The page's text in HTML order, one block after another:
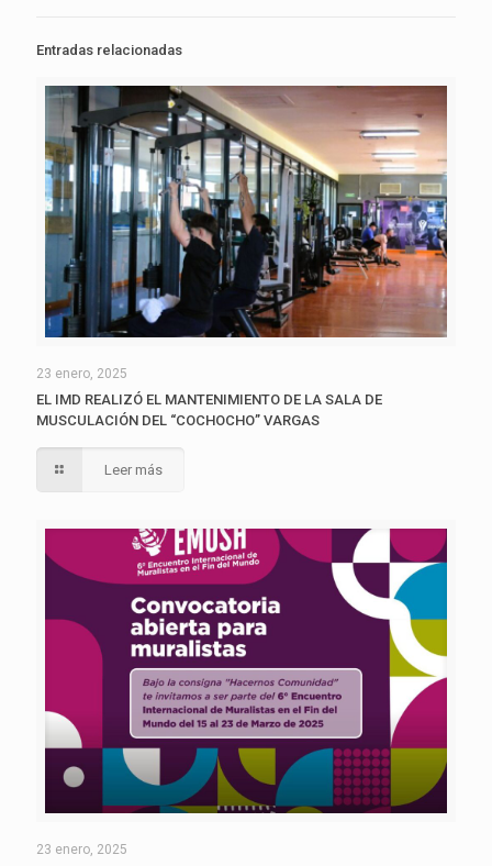
Entradas relacionadas
23 enero, 2025
EL IMD REALIZÓ EL MANTENIMIENTO DE LA SALA DE
MUSCULACIÓN DEL “COCHOCHO” VARGAS
Leer más
23 enero, 2025